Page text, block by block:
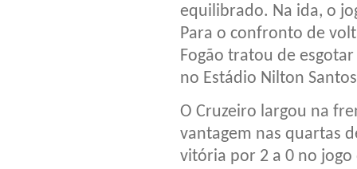
equilibrado. Na ida, o
Para o confronto de
Fogão tratou de
no Estádio Nilton
O Cruzeiro largou na
vantagem nas quartas
vitória por 2 a 0 no